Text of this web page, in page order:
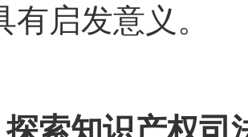
有启发意义。
探索知识产权司